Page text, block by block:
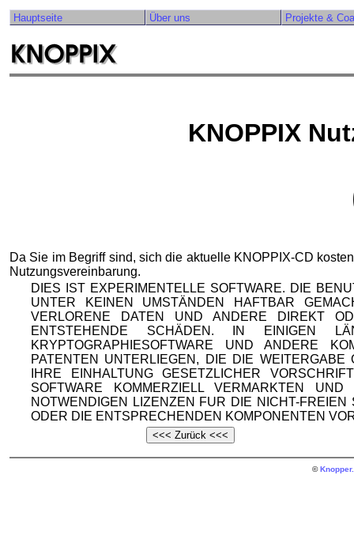
Hauptseite Über uns Projekte &
KNOPPIX
Da Sie im Begriff sind, sich die aktuelle KNOPPIX-CD
Nutzungsvereinbarung.
DIES IST EXPERIMENTELLE SOFTWARE. DIE
UNTER KEINEN UMSTÄNDEN HAFTBAR
VERLORENE DATEN UND ANDERE DIREKT
ENTSTEHENDE SCHÄDEN. IN EINIGEN
KRYPTOGRAPHIESOFTWARE UND ANDERE
PATENTEN UNTERLIEGEN, DIE DIE
IHRE EINHALTUNG GESETZLICHER
SOFTWARE KOMMERZIELL VERMARKTEN
NOTWENDIGEN LIZENZEN FUR DIE NICHT-
ODER DIE ENTSPRECHENDEN KOMPONENTEN
©